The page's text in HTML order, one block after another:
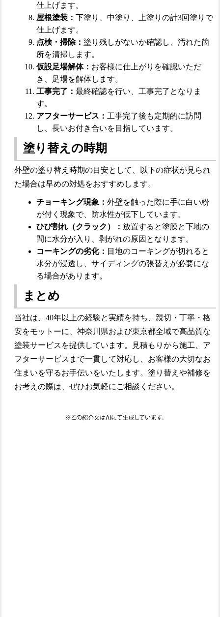
仕上げます。
屋根塗装：下塗り、中塗り、上塗りの計3回塗りで
仕上げます。
点検・掃除：塗り残しがないか確認し、汚れた箇
所を清掃します。
仮設足場解体： お客様に仕上がりを確認いただ
き、足場を解体します。
工事完了：最終確認を行い、工事完了となりま
す。
アフターサービス： 工事完了後も定期的に訪問
し、長いお付き合いを目指しています。
塗り替えの時期
外壁の塗り替え時期の目安として、以下の症状が見られ
た場合は早めの対処をおすすめします。
チョーキング現象：外壁を触った際に手に白い粉
が付く現象で、防水性が低下しています。
ひび割れ（クラック）： 放置すると塗膜と下地の
間に水分が入り、剥がれの原因となります。
コーキングの劣化： 目地のコーキングが切れると
水分が浸透し、サイディングの張替えが必要にな
る場合があります。
まとめ
当社は、40年以上の経験と実績を持ち、親切・丁寧・格
安をモットーに、神奈川県および東京都全域で高品質な
塗装サービスを提供しています。見積もりから施工、ア
フターサービスまで一貫して対応し、お客様の大切なお
住まいを守るお手伝いをいたします。塗り替えや補修を
お考えの際は、ぜひお気軽にご相談ください。